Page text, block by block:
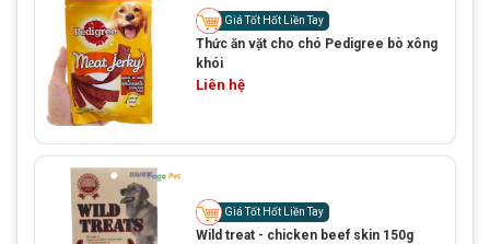
Giá Tốt Hốt Liền Tay
Thức ăn vặt cho chó Pedigree bò xông
khói
Liên hệ
Giá Tốt Hốt Liền Tay
Wild treat - chicken beef skin 150g